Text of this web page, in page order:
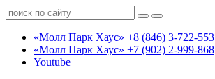
«Молл Парк Хаус» +8 (846) 3-722-553
«Молл Парк Хаус» +7 (902) 2-999-868
Youtube